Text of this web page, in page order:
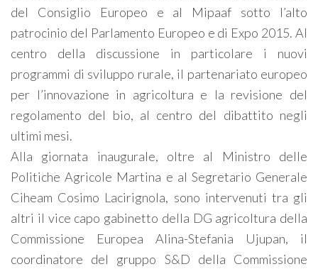
del Consiglio Europeo e al Mipaaf sotto l’alto
patrocinio del Parlamento Europeo e di Expo 2015. Al
centro della discussione in particolare i nuovi
programmi di sviluppo rurale, il partenariato europeo
per l’innovazione in agricoltura e la revisione del
regolamento del bio, al centro del dibattito negli
ultimi mesi.
Alla giornata inaugurale, oltre al Ministro delle
Politiche Agricole Martina e al Segretario Generale
Ciheam Cosimo Lacirignola, sono intervenuti tra gli
altri il vice capo gabinetto della DG agricoltura della
Commissione Europea Alina-Stefania Ujupan, il
coordinatore del gruppo S&D della Commissione